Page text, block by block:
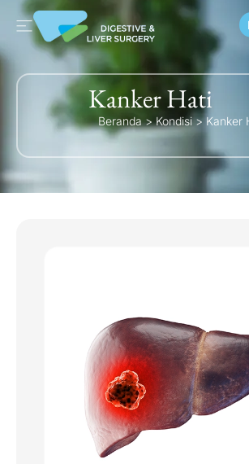
Kanker Hati
Beranda>Kondisi>Kanker